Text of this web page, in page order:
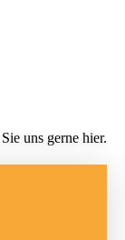
uns gerne hier.